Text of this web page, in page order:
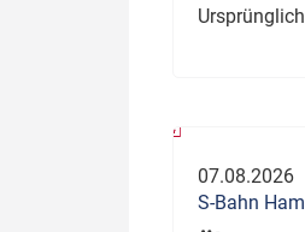
Dossier:
07.08.2026
S-Bahn